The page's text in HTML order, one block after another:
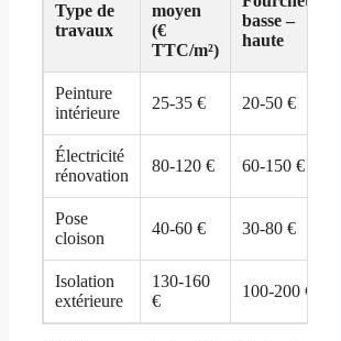
Type de
travaux
moyen
(€
TTC/m²)
basse –
haute
Peinture
intérieure
25-35 € 20-50 €
Électricité
rénovation
80-120 € 60-150 €
Pose
cloison
40-60 € 30-80 €
Isolation
extérieure
130-160
€
100-200 €